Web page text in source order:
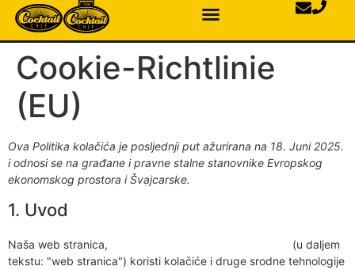
Cookie-Richtlinie
(EU)
Ova Politika kolačića je posljednji put ažurirana na 18. Juni 2025.
i odnosi se na građane i pravne stalne stanovnike Evropskog
ekonomskog prostora i Švajcarske.
1. Uvod
Naša web stranica,
(u daljem
tekstu: "web stranica") koristi kolačiće i druge srodne tehnologije